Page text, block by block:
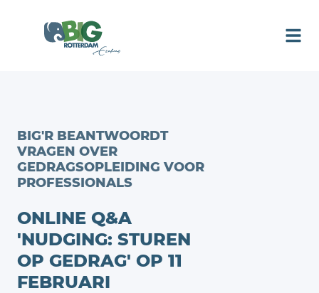
BIG'R BEANTWOORDT
VRAGEN OVER
GEDRAGSOPLEIDING VOOR
PROFESSIONALS
ONLINE Q&A
'NUDGING: STUREN
OP GEDRAG' OP 11
FEBRUARI